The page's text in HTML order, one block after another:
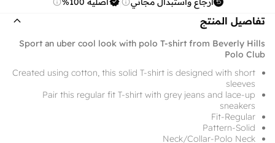
تفاصيل المنتج
Sport an uber cool look with polo T-shirt from Beverly Hills
Polo Club
Created using cotton, this solid T-shirt is designed with short
sleeves
Pair this regular fit T-shirt with grey jeans and lace-up
sneakers
Fit-Regular
Pattern-Solid
Neck/Collar-Polo Neck